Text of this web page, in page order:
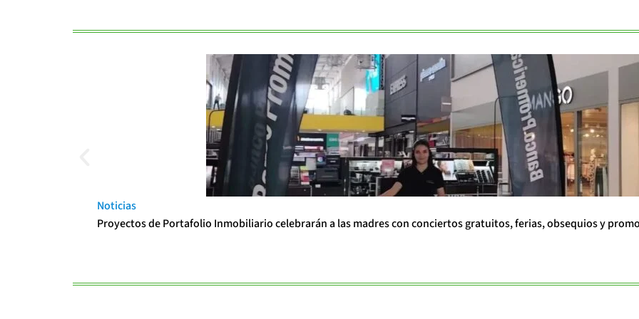
Noticias
Proyectos de Portafolio Inmobiliario celebrarán a las madres con conciertos gratuitos, ferias, obsequios y